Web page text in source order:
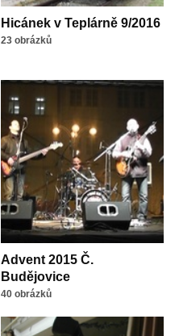
Hicánek v Teplárně 9/2016
23 obrázků
Advent 2015 Č.
Budějovice
40 obrázků